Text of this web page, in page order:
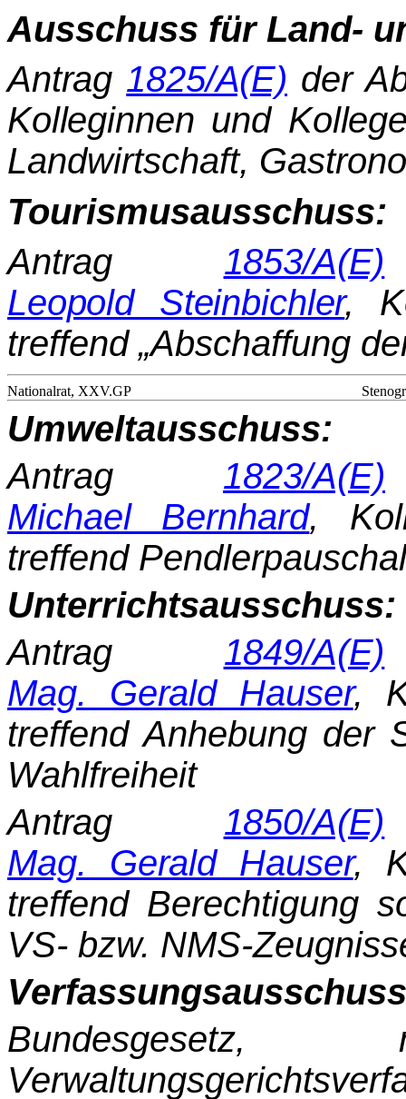
Ausschuss für Land-
Antrag 1825/A(E) der
Kolleginnen und
Landwirtschaft,
Tourismusausschuss:
Antrag 1853/A(E)
Leopold Steinbichler,
treffend „Abschaffung
Nationalrat, XXV.GP
Umweltausschuss:
Antrag 1823/A(E)
Michael Bernhard,
treffend
Unterrichtsausschuss:
Antrag 1849/A(E)
Mag. Gerald Hauser,
treffend Anhebung der
Wahlfreiheit
Antrag 1850/A(E)
Mag. Gerald Hauser,
treffend Berechtigung
VS- bzw. NMS-